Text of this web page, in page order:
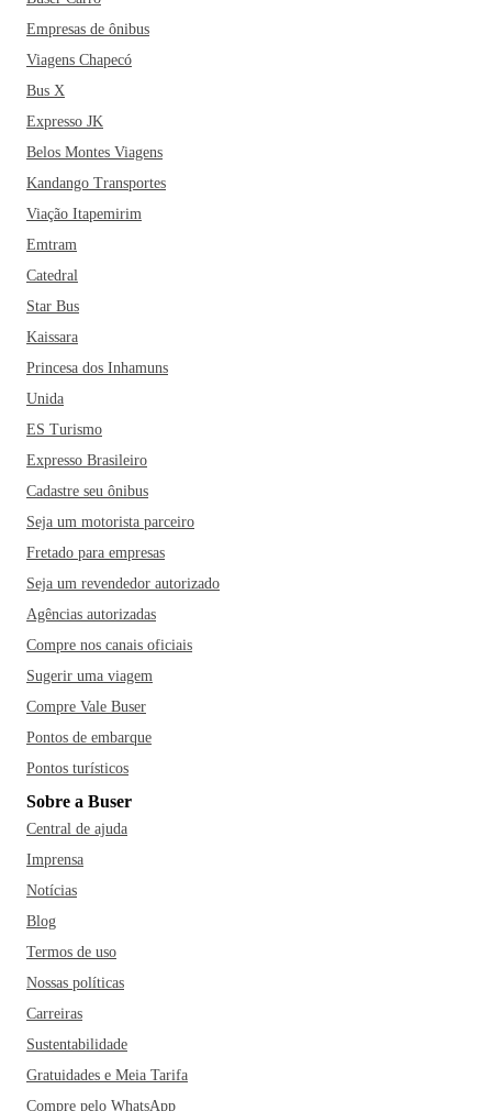
cidade de Pirassununga, não pode deixar de fazer o passeio
pelos alambiques da Cachaça Sapucaia, um dos favoritos na
região. Para quem gosta de se aventurar pela natureza, a
Cachoeira do Monte Sião, a Cachoeira do Bicho e o
Pimenta Restaurante, a Casa Madre e o Beira Rio.
Pirassununga é também uma boa opção para aqueles que
buscam um destino tranquilo para descansar com a família e
oferece inúmeras opções econômicas e confortáveis de
hospedagem! Já fez as suas malas?
Empresas de ônibus
Viagens Chapecó
Bus X
Expresso JK
Belos Montes Viagens
Kandango Transportes
Viação Itapemirim
Emtram
Catedral
Star Bus
Kaissara
Princesa dos Inhamuns
Unida
ES Turismo
Expresso Brasileiro
Cadastre seu ônibus
Seja um motorista parceiro
Fretado para empresas
Seja um revendedor autorizado
Agências autorizadas
Compre nos canais oficiais
Sugerir uma viagem
Compre Vale Buser
Pontos de embarque
Pontos turísticos
Sobre a Buser
Central de ajuda
Imprensa
Notícias
Blog
Termos de uso
Nossas políticas
Carreiras
Sustentabilidade
Gratuidades e Meia Tarifa
Compre pelo WhatsApp